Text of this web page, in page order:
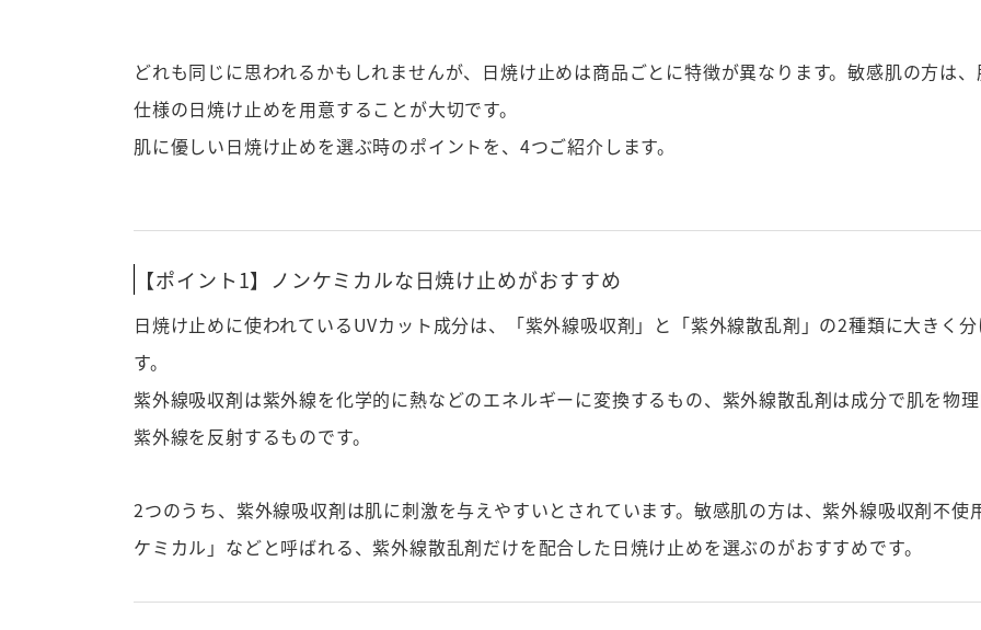
どれも同じに思われるかもしれませんが、日焼け止めは商品ごとに特徴が異なります。敏感肌の方は
仕様の日焼け止めを用意することが大切です。
肌に優しい日焼け止めを選ぶ時のポイントを、4つご紹介します。
【ポイント1】ノンケミカルな日焼け止めがおすすめ
日焼け止めに使われているUVカット成分は、「紫外線吸収剤」と「紫外線散乱剤」の2種類に大きく分
す。
紫外線吸収剤は紫外線を化学的に熱などのエネルギーに変換するもの、紫外線散乱剤は成分で肌を物
紫外線を反射するものです。
2つのうち、紫外線吸収剤は肌に刺激を与えやすいとされています。敏感肌の方は、紫外線吸収剤不使
ケミカル」などと呼ばれる、紫外線散乱剤だけを配合した日焼け止めを選ぶのがおすすめです。